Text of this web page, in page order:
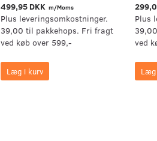
499,95 DKK m/Moms
Plus leveringsomkostninger.
39,00 til pakkehops. Fri fragt
ved køb over 599,-
Læg i kurv
Plus
ved
Læg